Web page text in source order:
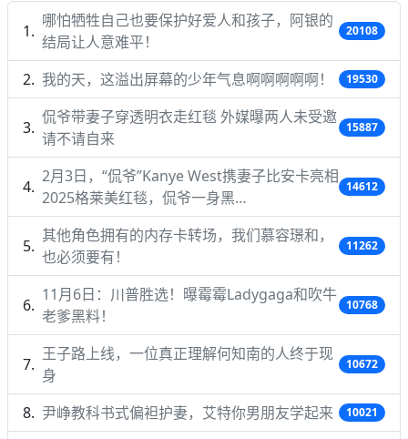
哪怕牺牲自己也要保护好爱人和孩子，阿银的
结局让人意难平！
20108
我的天，这溢出屏幕的少年气息啊啊啊啊啊！ 19530
侃爷带妻子穿透明衣走红毯 外媒曝两人未受邀
请不请自来
15887
2月3日，“侃爷”Kanye West携妻子比安卡亮相
2025格莱美红毯，侃爷一身黑…
14612
其他角色拥有的内存卡转场，我们慕容璟和，
也必须要有！
11262
11月6日：川普胜选！曝霉霉Ladygaga和吹牛
老爹黑料！
10768
王子路上线，一位真正理解何知南的人终于现
身
10672
尹峥教科书式偏袒护妻，艾特你男朋友学起来 10021